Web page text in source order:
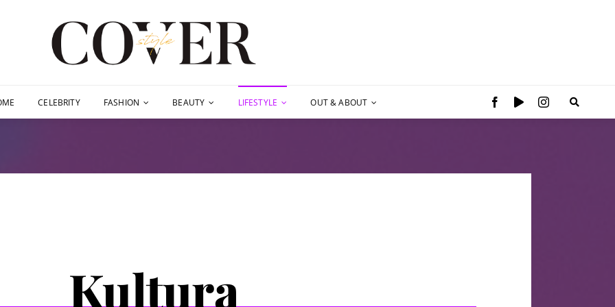
CELEBRITY FASHION BEAUTY LIFESTYLE OUT & ABOUT
Kultura